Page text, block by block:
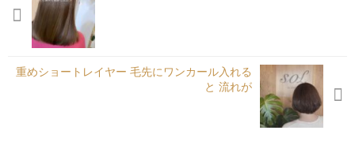
重めショートレイヤー︎ 毛先にワンカール入れる
と 流れが